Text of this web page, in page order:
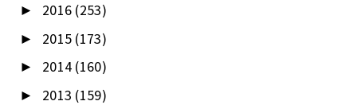
► 2016 (253)
► 2015 (173)
► 2014 (160)
► 2013 (159)